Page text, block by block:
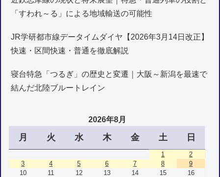
「すわれ～る」による地域輸送の可能性
JR学研都市線データイムダイヤ【2026年3月14日改正】
快速・区間快速・普通を徹底解説
寝台特急「つるぎ」の歴史と変遷｜大阪～新潟を最速で
結んだ北陸ブルートレイン
2026年8月
月 火 水 木 金 土 日
1
2
3
4 5 6 7 8
9
10
11 12 13 14 15
16